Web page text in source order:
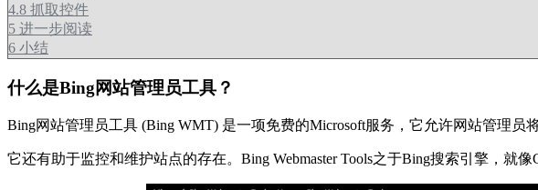
4.8 抓取控件
5 进一步阅读
6 小结
什么是Bing网站管理员工具？
Bing网站管理员工具 (Bing WMT) 是一项免费的Microsoft服务，它允许网站管理员
它还有助于监控和维护站点的存在。Bing Webmaster Tools之于Bing搜索引擎，就像